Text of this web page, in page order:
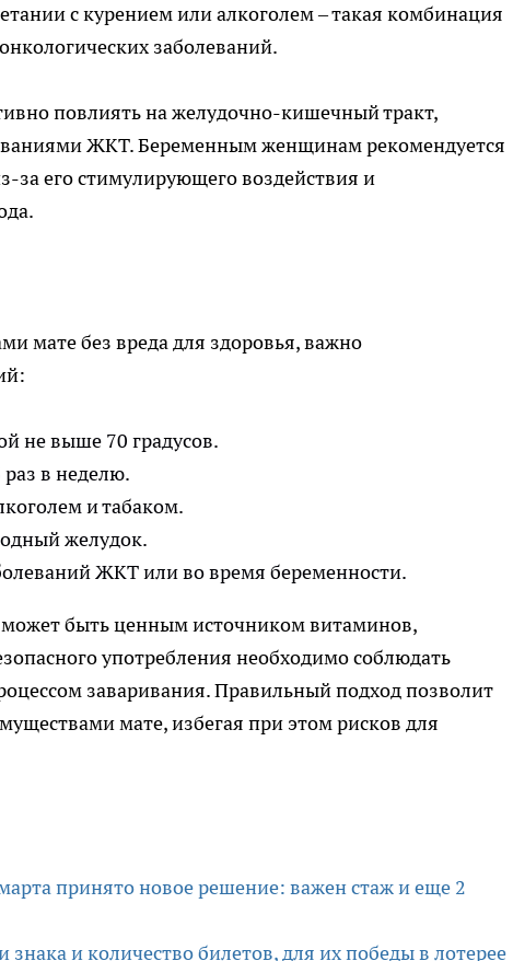
с курением или алкоголем – такая комбинация
заболеваний.
повлиять на желудочно-кишечный тракт,
ЖКТ. Беременным женщинам рекомендуется
за его стимулирующего воздействия и
мате без вреда для здоровья, важно
не выше 70 градусов.
в неделю.
и табаком.
желудок.
ЖКТ или во время беременности.
быть ценным источником витаминов,
употребления необходимо соблюдать
заваривания. Правильный подход позволит
мате, избегая при этом рисков для
принято новое решение: важен стаж и еще 2
и количество билетов, для их победы в лотерее